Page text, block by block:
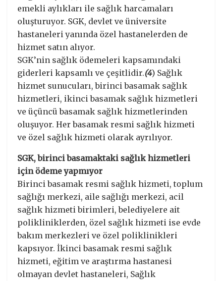
emekli aylıkları ile sağlık harcamaları
oluşturuyor. SGK, devlet ve üniversite
hastaneleri yanında özel hastanelerden de
hizmet satın alıyor.
SGK’nin sağlık ödemeleri kapsamındaki
giderleri kapsamlı ve çeşitlidir.(4) Sağlık
hizmet sunucuları, birinci basamak sağlık
hizmetleri, ikinci basamak sağlık hizmetleri
ve üçüncü basamak sağlık hizmetlerinden
oluşuyor. Her basamak resmi sağlık hizmeti
ve özel sağlık hizmeti olarak ayrılıyor.
SGK, birinci basamaktaki sağlık hizmetleri
için ödeme yapmıyor
Birinci basamak resmi sağlık hizmeti, toplum
sağlığı merkezi, aile sağlığı merkezi, acil
sağlık hizmeti birimleri, belediyelere ait
polikliniklerden, özel sağlık hizmeti ise evde
bakım merkezleri ve özel poliklinikleri
kapsıyor. İkinci basamak resmi sağlık
hizmeti, eğitim ve araştırma hastanesi
olmayan devlet hastaneleri, Sağlık